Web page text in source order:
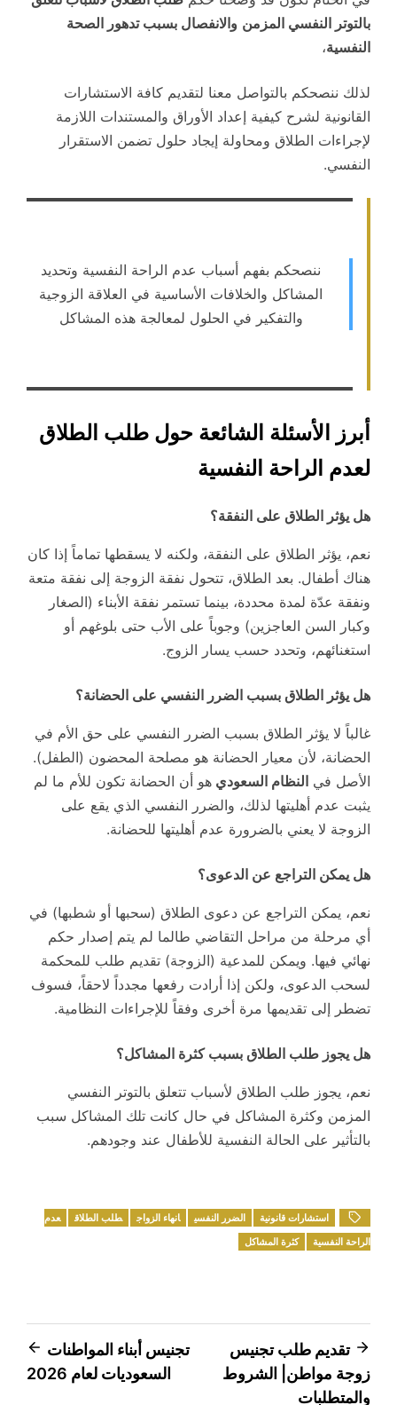
بالتوتر النفسي المزمن والانفصال بسبب تدهور الصحة
النفسية،
لذلك ننصحكم بالتواصل معنا لتقديم كافة الاستشارات
القانونية لشرح كيفية إعداد الأوراق والمستندات اللازمة
لإجراءات الطلاق ومحاولة إيجاد حلول تضمن الاستقرار
النفسي.
ننصحكم بفهم أسباب عدم الراحة النفسية وتحديد
المشاكل والخلافات الأساسية في العلاقة الزوجية
والتفكير في الحلول لمعالجة هذه المشاكل
أبرز الأسئلة الشائعة حول طلب الطلاق
لعدم الراحة النفسية
هل يؤثر الطلاق على النفقة؟
نعم، يؤثر الطلاق على النفقة، ولكنه لا يسقطها تماماً إذا كان
هناك أطفال. بعد الطلاق، تتحول نفقة الزوجة إلى نفقة متعة
ونفقة عدّة لمدة محددة، بينما تستمر نفقة الأبناء (الصغار
وكبار السن العاجزين) وجوباً على الأب حتى بلوغهم أو
استغنائهم، وتحدد حسب يسار الزوج.
هل يؤثر الطلاق بسبب الضرر النفسي على الحضانة؟
غالباً لا يؤثر الطلاق بسبب الضرر النفسي على حق الأم في
الحضانة، لأن معيار الحضانة هو مصلحة المحضون (الطفل).
الأصل في النظام السعودي هو أن الحضانة تكون للأم ما لم
يثبت عدم أهليتها لذلك، والضرر النفسي الذي يقع على
الزوجة لا يعني بالضرورة عدم أهليتها للحضانة.
هل يمكن التراجع عن الدعوى؟
نعم، يمكن التراجع عن دعوى الطلاق (سحبها أو شطبها) في
أي مرحلة من مراحل التقاضي طالما لم يتم إصدار حكم
نهائي فيها. ويمكن للمدعية (الزوجة) تقديم طلب للمحكمة
لسحب الدعوى، ولكن إذا أرادت رفعها مجدداً لاحقاً، فسوف
تضطر إلى تقديمها مرة أخرى وفقاً للإجراءات النظامية.
هل يجوز طلب الطلاق بسبب كثرة المشاكل؟
نعم، يجوز طلب الطلاق لأسباب تتعلق بالتوتر النفسي
المزمن وكثرة المشاكل في حال كانت تلك المشاكل سبب
بالتأثير على الحالة النفسية للأطفال عند وجودهم.
استشارات قانونية الضرر النفسي انهاء الزواج طلب الطلاق
عدم
الراحة النفسية
كثرة المشاكل
تصفّح
المقالات
تقديم طلب تجنيس
زوجة مواطن| الشروط
والمتطلبات
تجنيس أبناء المواطنات
السعوديات لعام 2026